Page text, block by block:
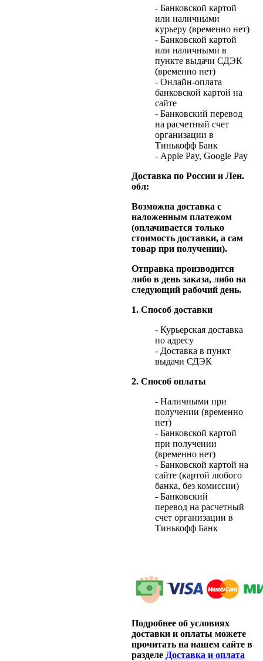
- Банковской картой
или наличными
курьеру (временно нет)
- Банковской картой
или наличными в
пункте выдачи СДЭК
(временно нет)
- Онлайн-оплата
банковской картой на
сайте
- Банковский перевод
на расчетный счет
организации в
Тинькофф Банк
- Apple Pay, Google Pay
Доставка по России и Лен.
обл:
Возможна доставка с
наложенным платежом
(оплачивается только
стоимость доставки, а сам
товар при получении).
Отправка производится
либо в день заказа, либо на
следующий рабочий день.
1. Способ доставки
- Курьерская доставка
по адресу
- Доставка в пункт
выдачи СДЭК
2. Способ оплаты
- Наличными при
получении (временно
нет)
- Банковской картой
при получении
(временно нет)
- Банковской картой на
сайте (картой любого
банка, без комиссии)
- Банковский
перевод на расчетный
счет организации в
Тинькофф Банк
Подробнее об условиях
доставки и оплаты можете
прочитать на нашем сайте в
разделе Доставка и оплата